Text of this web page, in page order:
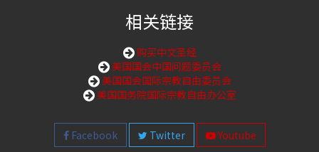
相关链接
购买中文圣经
美国国会中国问题委员会
美国国会国际宗教自由委员会
美国国务院国际宗教自由办公室
Facebook Twitter Youtube